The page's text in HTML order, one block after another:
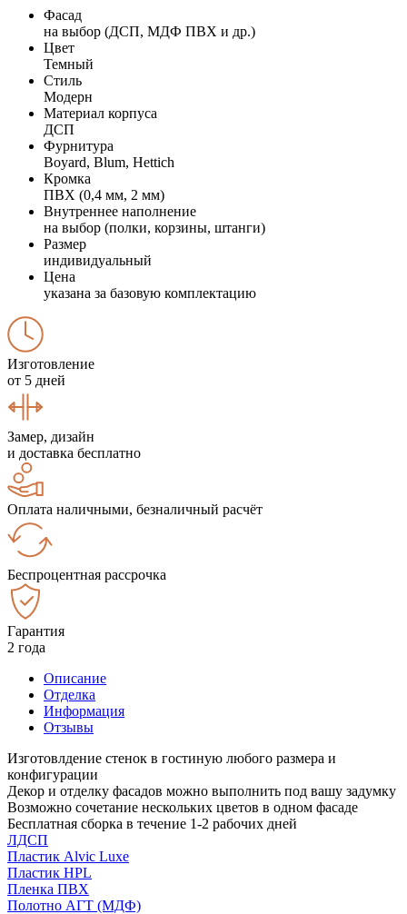
Фасад
на выбор (ДСП, МДФ ПВХ и др.)
Цвет
Темный
Стиль
Модерн
Материал корпуса
ДСП
Фурнитура
Boyard, Blum, Hettich
Кромка
ПВХ (0,4 мм, 2 мм)
Внутреннее наполнение
на выбор (полки, корзины, штанги)
Размер
индивидуальный
Цена
указана за базовую комплектацию
Изготовление
от 5 дней
Замер, дизайн
и доставка бесплатно
Оплата наличными, безналичный расчёт
Беспроцентная рассрочка
Гарантия
2 года
Описание
Отделка
Информация
Отзывы
Изготовлдение стенок в гостиную любого размера и
конфигурации
Декор и отделку фасадов можно выполнить под вашу задумку
Возможно сочетание нескольких цветов в одном фасаде
Бесплатная сборка в течение 1-2 рабочих дней
ЛДСП
Пластик Alvic Luxe
Пластик HPL
Пленка ПВХ
Полотно АГТ (МДФ)